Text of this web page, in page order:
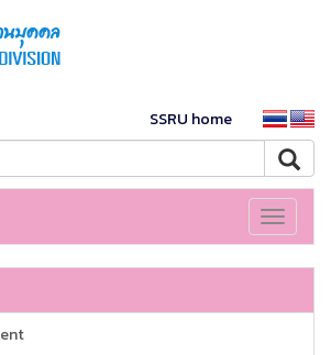
SSRU home
Toggle